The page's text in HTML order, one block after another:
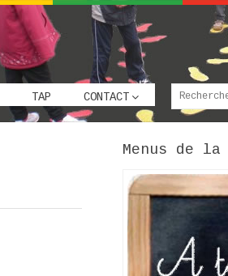
TAP CONTACT
Menus de la